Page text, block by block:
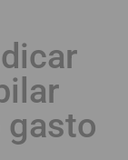
gasto